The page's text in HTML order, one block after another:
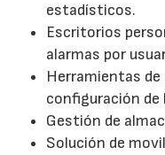
estadísticos.
Escritorios
alarmas por
Herramientas
configuración
Gestión de
Solución de